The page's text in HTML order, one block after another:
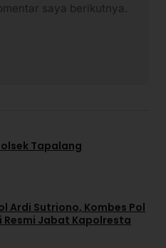
saya berikutnya.
Tapalang
Ardi Sutriono, Kombes Pol
Resmi Jabat Kapolresta